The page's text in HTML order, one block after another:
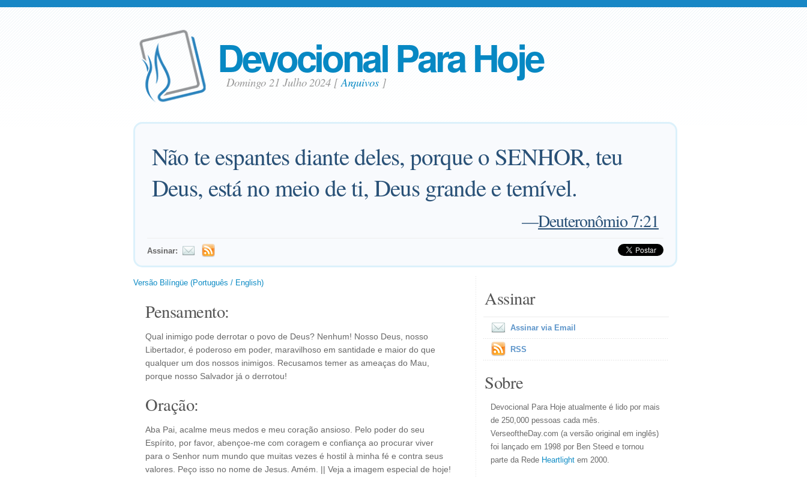
Devocional Para Hoje
Domingo 21 Julho 2024 [Arquivos]
Não te espantes diante deles, porque o SENHOR, teu
Deus, está no meio de ti, Deus grande e temível.
—Deuteronômio 7:21
Assinar:
Versão Bilíngüe (Português / English)
Pensamento:
Qual inimigo pode derrotar o povo de Deus? Nenhum! Nosso Deus, nosso
Libertador, é poderoso em poder, maravilhoso em santidade e maior do que
qualquer um dos nossos inimigos. Recusamos temer as ameaças do Mau,
porque nosso Salvador já o derrotou!
Oração:
Aba Pai, acalme meus medos e meu coração ansioso. Pelo poder do seu
Espírito, por favor, abençoe-me com coragem e confiança ao procurar viver
para o Senhor num mundo que muitas vezes é hostil à minha fé e contra seus
valores. Peço isso no nome de Jesus. Amém. || Veja a imagem especial de hoje!
Assinar
Assinar via Email
RSS
Sobre
Devocional Para Hoje atualmente é lido por mais
de 250,000 pessoas cada mês.
VerseoftheDay.com (a versão original em inglês)
foi lançado em 1998 por Ben Steed e tornou
parte da Rede Heartlight em 2000.